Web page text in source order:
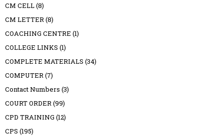
CM CELL(8)
CM LETTER(8)
COACHING CENTRE (1)
COLLEGE LINKS (1)
COMPLETE MATERIALS (34)
COMPUTER(7)
Contact Numbers (3)
COURT ORDER(99)
CPD TRAINING (12)
CPS (195)